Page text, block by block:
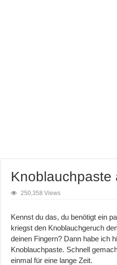
Knoblauchpaste
250,358 Views
Kennst du das, du benötigt ein
kriegst den Knoblauchgeruch
deinen Fingern? Dann habe ich
Knoblauchpaste. Schnell
einmal für eine lange Zeit.